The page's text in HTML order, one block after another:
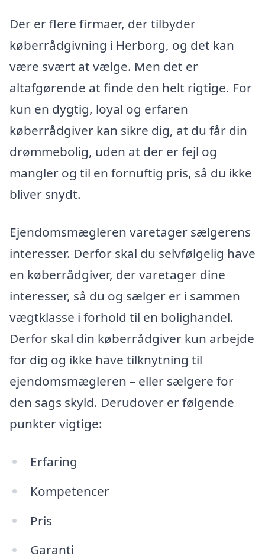
Der er flere firmaer, der tilbyder
køberrådgivning i Herborg, og det kan
være svært at vælge. Men det er
altafgørende at finde den helt rigtige. For
kun en dygtig, loyal og erfaren
køberrådgiver kan sikre dig, at du får din
drømmebolig, uden at der er fejl og
mangler og til en fornuftig pris, så du ikke
bliver snydt.
Ejendomsmægleren varetager sælgerens
interesser. Derfor skal du selvfølgelig have
en køberrådgiver, der varetager dine
interesser, så du og sælger er i sammen
vægtklasse i forhold til en bolighandel.
Derfor skal din køberrådgiver kun arbejde
for dig og ikke have tilknytning til
ejendomsmægleren – eller sælgere for
den sags skyld. Derudover er følgende
punkter vigtige:
Erfaring
Kompetencer
Pris
Garanti